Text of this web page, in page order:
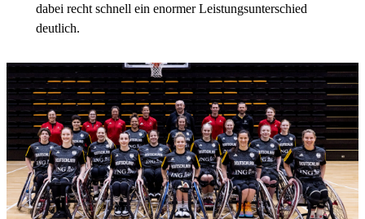
dabei recht schnell ein enormer Leistungsunterschied
deutlich.